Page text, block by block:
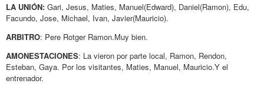
LA UNIÓN: Gari, Jesus, Maties, Manuel(Edward), Daniel(Ramon), Edu,
Facundo, Jose, Michael, Ivan, Javier(Mauricio).
ARBITRO: Pere Rotger Ramon.Muy bien.
AMONESTACIONES: La vieron por parte local, Ramon, Rendon,
Esteban, Gaya. Por los visitantes, Maties, Manuel, Mauricio.Y el
entrenador.